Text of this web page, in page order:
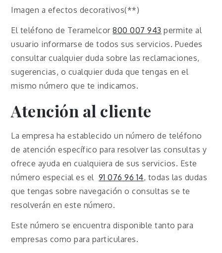
Imagen a efectos decorativos(**)
El teléfono de Teramelcor800 007 943 permite al
usuario informarse de todos sus servicios. Puedes
consultar cualquier duda sobre las reclamaciones,
sugerencias, o cualquier duda que tengas en el
mismo número que te indicamos.
Atención al cliente
La empresa ha establecido un número de teléfono
de atención específico para resolver las consultas y
ofrece ayuda en cualquiera de sus servicios. Este
número especial es el 91 076 96 14, todas las dudas
que tengas sobre navegación o consultas se te
resolverán en este número.
Este número se encuentra disponible tanto para
empresas como para particulares.